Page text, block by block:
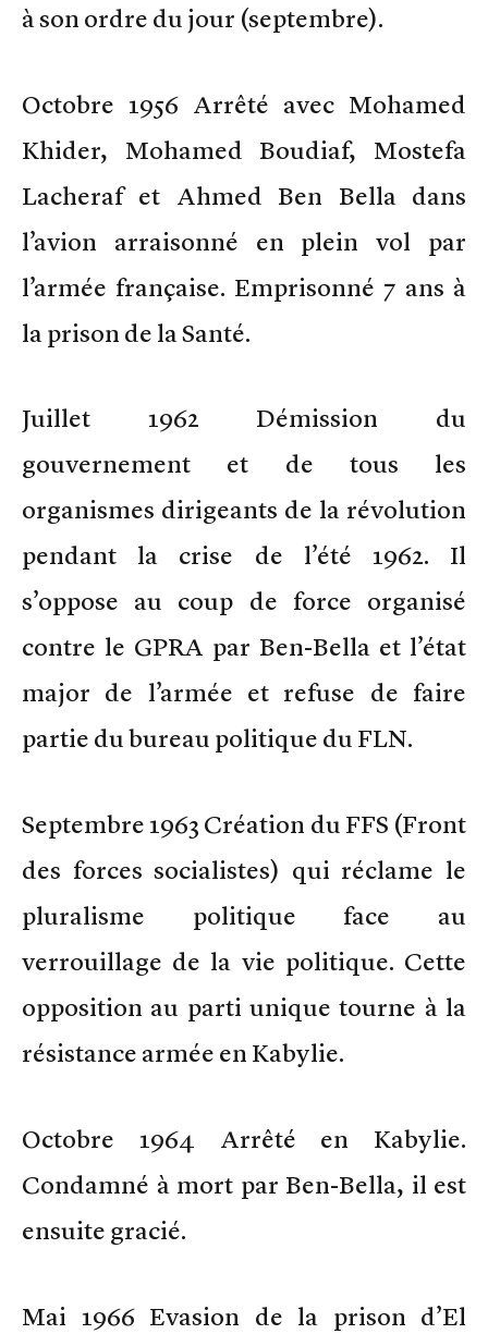
à son ordre du jour (septembre).
Octobre 1956 Arrêté avec Mohamed
Khider, Mohamed Boudiaf, Mostefa
Lacheraf et Ahmed Ben Bella dans
l’avion arraisonné en plein vol par
l’armée française. Emprisonné 7 ans à
la prison de la Santé.
Juillet 1962 Démission du
gouvernement et de tous les
organismes dirigeants de la révolution
pendant la crise de l’été 1962. Il
s’oppose au coup de force organisé
contre le GPRA par Ben-Bella et l’état
major de l’armée et refuse de faire
partie du bureau politique du FLN.
Septembre 1963 Création du FFS (Front
des forces socialistes) qui réclame le
pluralisme politique face au
verrouillage de la vie politique. Cette
opposition au parti unique tourne à la
résistance armée en Kabylie.
Octobre 1964 Arrêté en Kabylie.
Condamné à mort par Ben-Bella, il est
ensuite gracié.
Mai 1966 Evasion de la prison d’El